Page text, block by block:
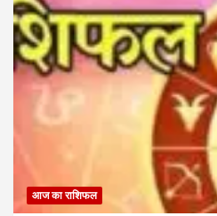
आज का राशिफल